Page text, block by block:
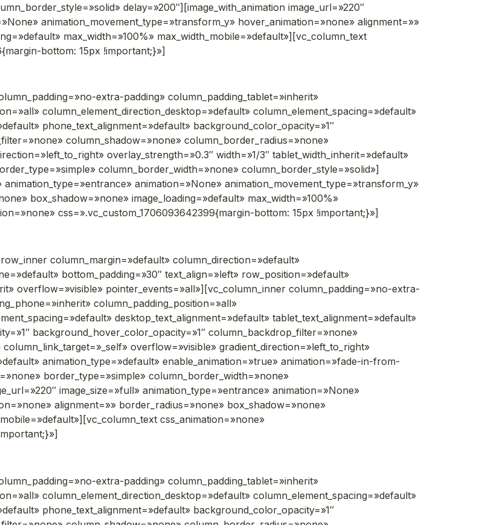
delay=»200″][image_with_animation image_url=»220″
animation_movement_type=»transform_y» hover_animation=»none» alignment=»»
max_width=»100%» max_width_mobile=»default»][vc_column_text
bottom: 15px !important;}»]
extra-padding» column_padding_tablet=»inherit»
column_element_direction_desktop=»default» column_element_spacing=»default»
phone_text_alignment=»default» background_color_opacity=»1″
column_shadow=»none» column_border_radius=»none»
overlay_strength=»0.3″ width=»1/3″ tablet_width_inherit=»default»
column_border_width=»none» column_border_style=»solid»]
animation_type=»entrance» animation=»None» animation_movement_type=»transform_y»
box_shadow=»none» image_loading=»default» max_width=»100%»
css=».vc_custom_1706093642399{margin-bottom: 15px !important;}»]
column_margin=»default» column_direction=»default»
bottom_padding=»30″ text_align=»left» row_position=»default»
overflow=»visible» pointer_events=»all»][vc_column_inner column_padding=»no-extra-
column_padding_position=»all»
desktop_text_alignment=»default» tablet_text_alignment=»default»
background_hover_color_opacity=»1″ column_backdrop_filter=»none»
overflow=»visible» gradient_direction=»left_to_right»
animation_type=»default» enable_animation=»true» animation=»fade-in-from-
border_type=»simple» column_border_width=»none»
image_size=»full» animation_type=»entrance» animation=»None»
alignment=»» border_radius=»none» box_shadow=»none»
css_animation=»none»
extra-padding» column_padding_tablet=»inherit»
column_element_direction_desktop=»default» column_element_spacing=»default»
phone_text_alignment=»default» background_color_opacity=»1″